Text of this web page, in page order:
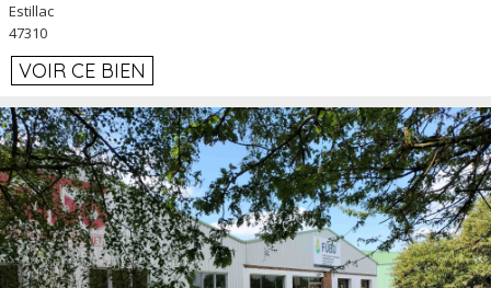
Estillac
47310
VOIR CE BIEN